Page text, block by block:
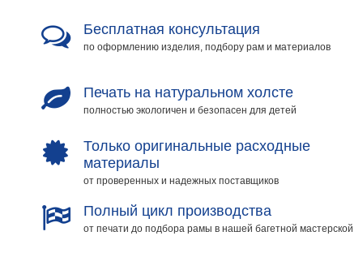
Бесплатная консультация
по оформлению изделия, подбору рам и материалов
Печать на натуральном холсте
полностью экологичен и безопасен для детей
Только оригинальные расходные
материалы
от проверенных и надежных поставщиков
Полный цикл производства
от печати до подбора рамы в нашей багетной мастерской